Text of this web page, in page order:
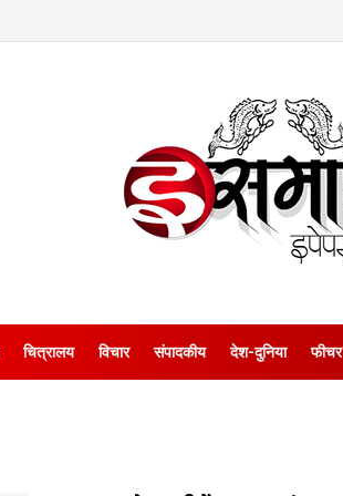
चित्रालय विचार संपादकीय देश-दुनिया फीचर